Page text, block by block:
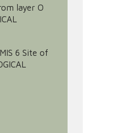
layer O
6 Site of